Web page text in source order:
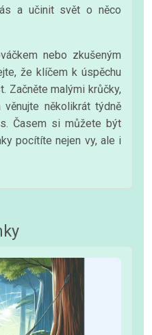
a učinit svět o něco
nebo zkušeným
že klíčem k úspěchu
Začněte malými krůčky,
několikrát týdně
Časem si můžete být
pocítíte nejen vy, ale i